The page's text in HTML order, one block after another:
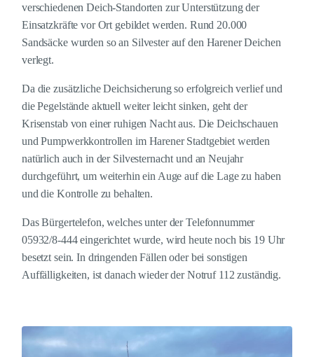
verschiedenen Deich-Standorten zur Unterstützung der
Einsatzkräfte vor Ort gebildet werden. Rund 20.000
Sandsäcke wurden so an Silvester auf den Harener Deichen
verlegt.
Da die zusätzliche Deichsicherung so erfolgreich verlief und
die Pegelstände aktuell weiter leicht sinken, geht der
Krisenstab von einer ruhigen Nacht aus. Die Deichschauen
und Pumpwerkkontrollen im Harener Stadtgebiet werden
natürlich auch in der Silvesternacht und an Neujahr
durchgeführt, um weiterhin ein Auge auf die Lage zu haben
und die Kontrolle zu behalten.
Das Bürgertelefon, welches unter der Telefonnummer
05932/8-444 eingerichtet wurde, wird heute noch bis 19 Uhr
besetzt sein. In dringenden Fällen oder bei sonstigen
Auffälligkeiten, ist danach wieder der Notruf 112 zuständig.